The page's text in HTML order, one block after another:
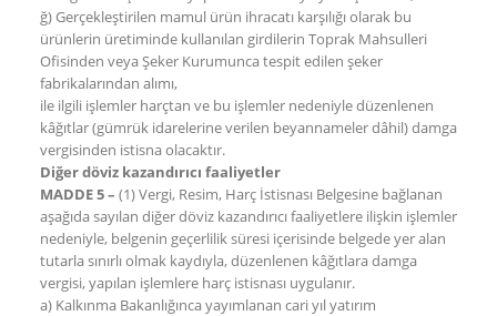
ğ) Gerçekleştirilen mamul ürün ihracatı karşılığı olarak bu
ürünlerin üretiminde kullanılan girdilerin Toprak Mahsulleri
Ofisinden veya Şeker Kurumunca tespit edilen şeker
fabrikalarından alımı,
ile ilgili işlemler harçtan ve bu işlemler nedeniyle düzenlenen
kâğıtlar (gümrük idarelerine verilen beyannameler dâhil) damga
vergisinden istisna olacaktır.
Diğer döviz kazandırıcı faaliyetler
MADDE 5 – (1) Vergi, Resim, Harç İstisnası Belgesine bağlanan
aşağıda sayılan diğer döviz kazandırıcı faaliyetlere ilişkin işlemler
nedeniyle, belgenin geçerlilik süresi içerisinde belgede yer alan
tutarla sınırlı olmak kaydıyla, düzenlenen kâğıtlara damga
vergisi, yapılan işlemlere harç istisnası uygulanır.
a) Kalkınma Bakanlığınca yayımlanan cari yıl yatırım